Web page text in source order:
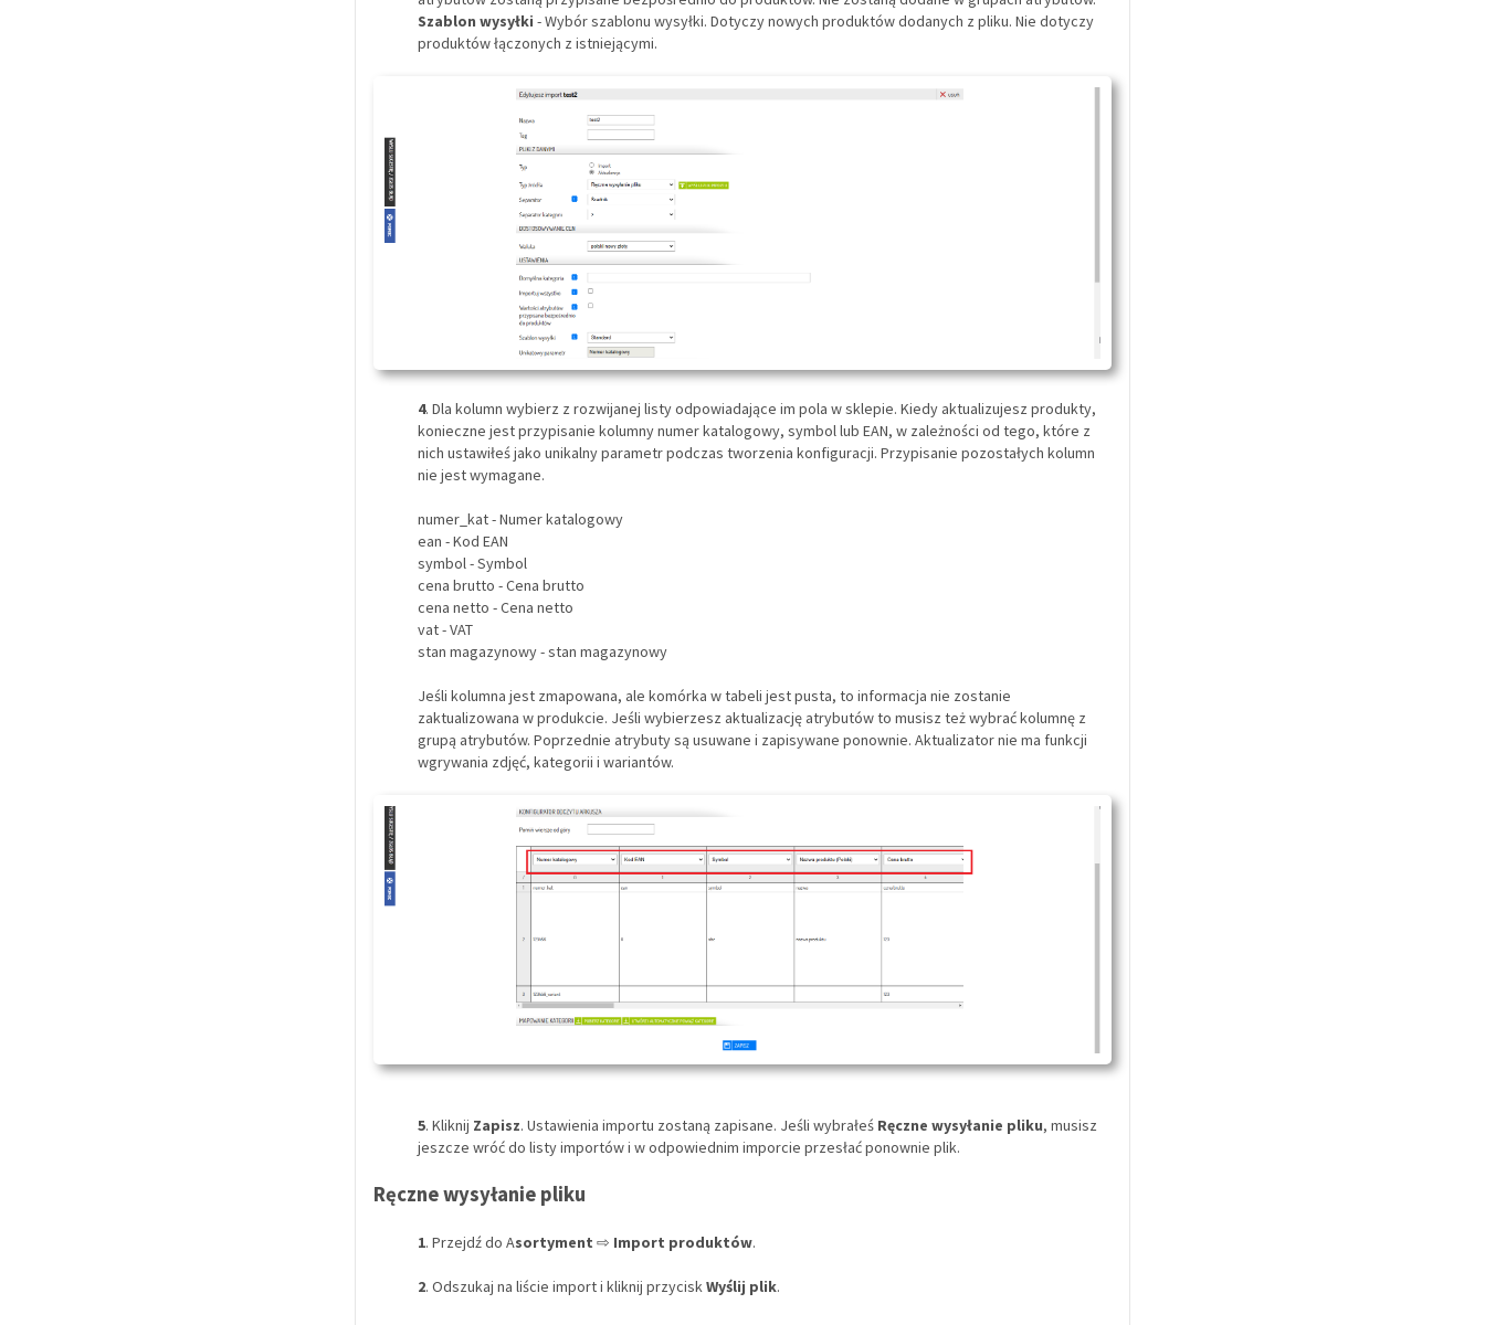
Szablon wysyłki - Wybór szablonu wysyłki. Dotyczy nowych produktów dodanych z pliku. Nie dotyczy
produktów łączonych z istniejącymi.
4. Dla kolumn wybierz z rozwijanej listy odpowiadające im pola w sklepie. Kiedy aktualizujesz produkty,
konieczne jest przypisanie kolumny numer katalogowy, symbol lub EAN, w zależności od tego, które z
nich ustawiłeś jako unikalny parametr podczas tworzenia konfiguracji. Przypisanie pozostałych kolumn
nie jest wymagane.
numer_kat - Numer katalogowy
ean - Kod EAN
symbol - Symbol
cena brutto - Cena brutto
cena netto - Cena netto
vat - VAT
stan magazynowy - stan magazynowy
Jeśli kolumna jest zmapowana, ale komórka w tabeli jest pusta, to informacja nie zostanie
zaktualizowana w produkcie. Jeśli wybierzesz aktualizację atrybutów to musisz też wybrać kolumnę z
grupą atrybutów. Poprzednie atrybuty są usuwane i zapisywane ponownie. Aktualizator nie ma funkcji
wgrywania zdjęć, kategorii i wariantów.
5. Kliknij Zapisz. Ustawienia importu zostaną zapisane. Jeśli wybrałeś Ręczne wysyłanie pliku, musisz
jeszcze wróć do listy importów i w odpowiednim imporcie przesłać ponownie plik.
Ręczne wysyłanie pliku
1. Przejdź do Asortyment ⇨ Import produktów.
2. Odszukaj na liście import i kliknij przyciskWyślij plik.